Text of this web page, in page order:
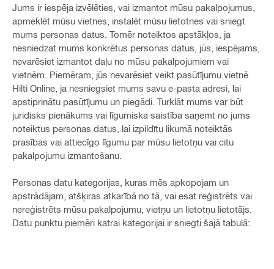
Jums ir iespēja izvēlēties, vai izmantot mūsu pakalpojumus,
apmeklēt mūsu vietnes, instalēt mūsu lietotnes vai sniegt
mums personas datus. Tomēr noteiktos apstākļos, ja
nesniedzat mums konkrētus personas datus, jūs, iespējams,
nevarēsiet izmantot daļu no mūsu pakalpojumiem vai
vietnēm. Piemēram, jūs nevarēsiet veikt pasūtījumu vietnē
Hilti Online, ja nesniegsiet mums savu e-pasta adresi, lai
apstiprinātu pasūtījumu un piegādi. Turklāt mums var būt
juridisks pienākums vai līgumiska saistība saņemt no jums
noteiktus personas datus, lai izpildītu likumā noteiktās
prasības vai attiecīgo līgumu par mūsu lietotņu vai citu
pakalpojumu izmantošanu.
Personas datu kategorijas, kuras mēs apkopojam un
apstrādājam, atšķiras atkarībā no tā, vai esat reģistrēts vai
nereģistrēts mūsu pakalpojumu, vietņu un lietotņu lietotājs.
Datu punktu piemēri katrai kategorijai ir sniegti šajā tabulā: